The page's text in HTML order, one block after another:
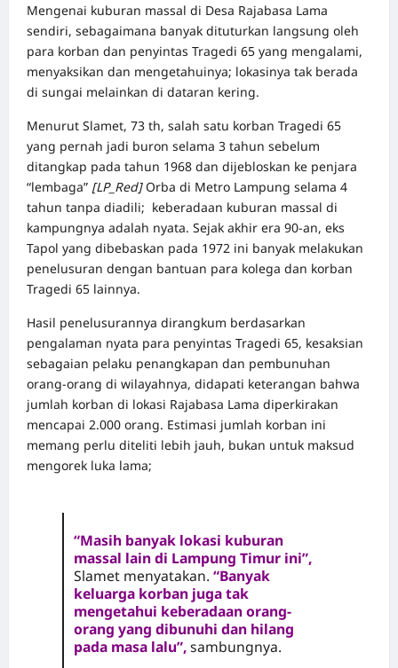
Mengenai kuburan massal di Desa Rajabasa Lama
sendiri, sebagaimana banyak dituturkan langsung oleh
para korban dan penyintas Tragedi 65 yang mengalami,
menyaksikan dan mengetahuinya; lokasinya tak berada
di sungai melainkan di dataran kering.
Menurut Slamet, 73 th, salah satu korban Tragedi 65
yang pernah jadi buron selama 3 tahun sebelum
ditangkap pada tahun 1968 dan dijebloskan ke penjara
“lembaga” [LP_Red]Orba di Metro Lampung selama 4
tahun tanpa diadili; keberadaan kuburan massal di
kampungnya adalah nyata. Sejak akhir era 90-an, eks
Tapol yang dibebaskan pada 1972 ini banyak melakukan
penelusuran dengan bantuan para kolega dan korban
Tragedi 65 lainnya.
Hasil penelusurannya dirangkum berdasarkan
pengalaman nyata para penyintas Tragedi 65, kesaksian
sebagaian pelaku penangkapan dan pembunuhan
orang-orang di wilayahnya, didapati keterangan bahwa
jumlah korban di lokasi Rajabasa Lama diperkirakan
mencapai 2.000 orang. Estimasi jumlah korban ini
memang perlu diteliti lebih jauh, bukan untuk maksud
mengorek luka lama;
“Masih banyak lokasi kuburan
massal lain di Lampung Timur ini”,
Slamet menyatakan. “Banyak
keluarga korban juga tak
mengetahui keberadaan orang-
orang yang dibunuhi dan hilang
pada masa lalu”,sambungnya.